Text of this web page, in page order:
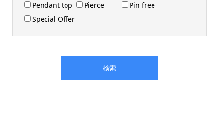
Pendant top
Pierce
Pin free
Special Offer